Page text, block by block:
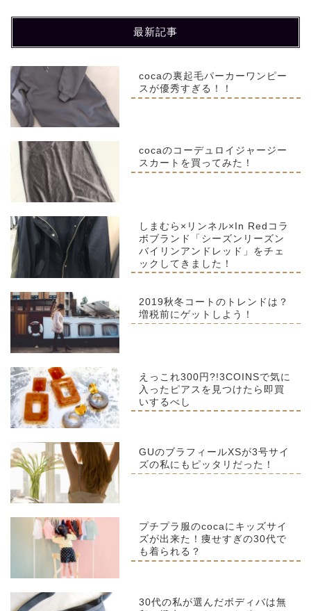
最新記事
cocaの裏起毛パーカーワンピー
スが優秀すぎる！！
cocaのコーデュロイジャージー
スカートを買ってみた！
しまむら×リンネル×In Redコラ
ボブランド「シーズンリーズン
バイリンアンドレッド」をチェ
ックしてきました！
2019秋冬コートのトレンドは？
増税前にゲットしよう！
えっこれ300円?!3COINSで気に
入ったピアスを見つけたら即買
いするべし
GUのブラフィールXSが3号サイ
ズの私にもピッタリだった！
プチプラ服のcocaにキッズサイ
ズが出来た！痩せすぎの30代で
も着られる？
30代の私が選んだボディバは無